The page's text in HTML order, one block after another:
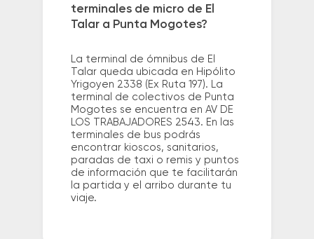
terminales de micro de El
Talar a Punta Mogotes?
La terminal de ómnibus de El
Talar queda ubicada en Hipólito
Yrigoyen 2338 (Ex Ruta 197). La
terminal de colectivos de Punta
Mogotes se encuentra en AV DE
LOS TRABAJADORES 2543. En las
terminales de bus podrás
encontrar kioscos, sanitarios,
paradas de taxi o remis y puntos
de información que te facilitarán
la partida y el arribo durante tu
viaje.